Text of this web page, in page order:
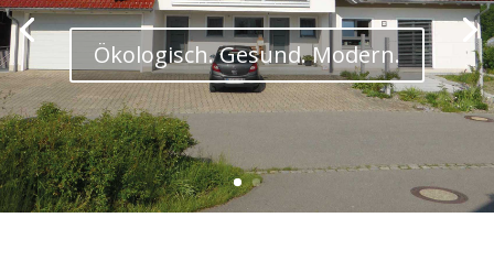
Ökologisch. Gesund. Modern.